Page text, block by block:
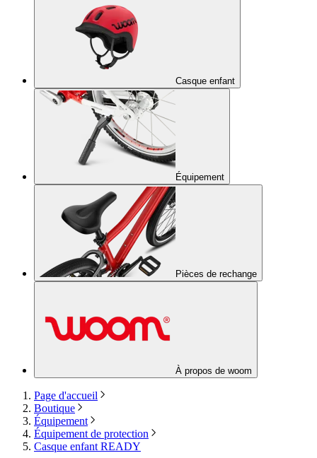
Casque enfant
Équipement
Pièces de rechange
À propos de woom
Page d'accueil
Boutique
Équipement
Équipement de protection
Casque enfant READY